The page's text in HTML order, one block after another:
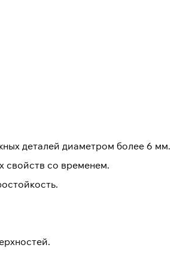
деталей диаметром более 6 мм.
свойств со временем.